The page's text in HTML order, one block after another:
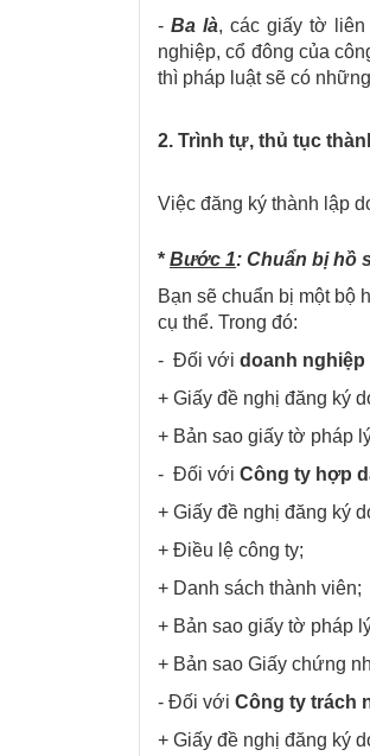
-Ba là, các giấy tờ
nghiệp, cổ đông của
thì pháp luật sẽ có
2. Trình tự, thủ tục
Việc đăng ký thành lập
* Bước 1: Chuẩn bị hồ
Bạn sẽ chuẩn bị một bộ
cụ thể. Trong đó:
- Đối với doanh nghiệp
+ Giấy đề nghị đăng ký
+ Bản sao giấy tờ pháp
- Đối với Công ty hợp
+ Giấy đề nghị đăng ký
+ Điều lệ công ty;
+ Danh sách thành viên;
+ Bản sao giấy tờ pháp
+ Bản sao Giấy chứng
- Đối với Công ty trách
+ Giấy đề nghị đăng ký